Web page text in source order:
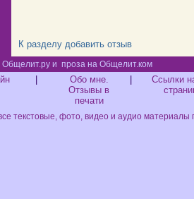
К разделу добавить отзыв
Общелит.ру и проза на Общелит.ком
Обо мне.
Отзывы в
печати
Ссылки
текстовые, фото, видео и аудио